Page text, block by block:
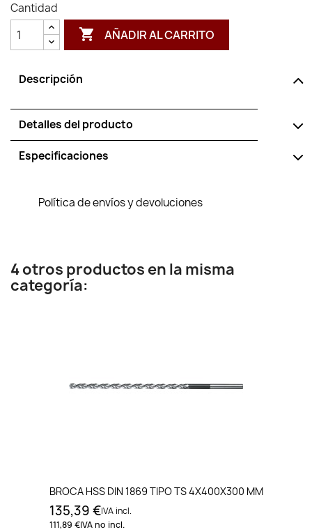
Cantidad
 AÑADIR AL CARRITO
Descripción
Detalles del producto
Especificaciones
Política de envíos y devoluciones
4 otros productos en la misma
categoría:
BROCA HSS DIN 1869 TIPO TS 4X400X300 MM
135,39 €IVA incl.
111,89 €IVA no incl.